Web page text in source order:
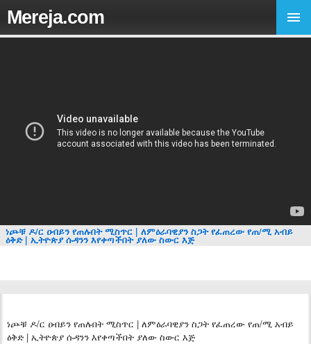
Mereja.com
ነጮቹ ዶ/ር ዐብይን የጠሉበት ሚስጥር | ለምዕራባዊያን ስጋት የፈጠረው የጠ/ሚ አብይ
ዕቅድ | ኢትዮጵያ ሱዳንን እየቀጣችበት ያለው ስውር እጅ
ነጮቹ ዶ/ር ዐብይን የጠሉበት ሚስጥር | ለምዕራባዊያን ስጋት የፈጠረው የጠ/ሚ አብይ
ዕቅድ | ኢትዮጵያ ሱዳንን እየቀጣችበት ያለው ስውር እጅ